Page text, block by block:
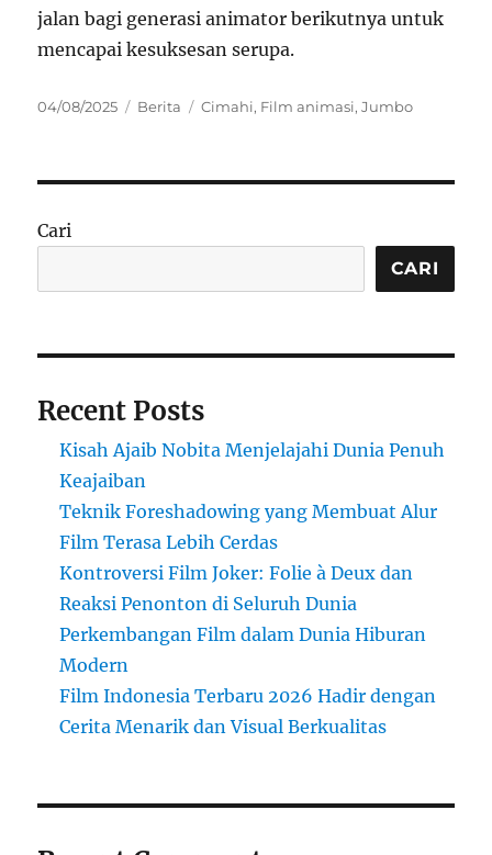
jalan bagi generasi animator berikutnya untuk
mencapai kesuksesan serupa.
Posted
04/08/2025 Categories
Berita Tags
Cimahi, Film animasi,Jumbo
Cari
CARI
Recent Posts
Kisah Ajaib Nobita Menjelajahi Dunia Penuh
Keajaiban
Teknik Foreshadowing yang Membuat Alur
Film Terasa Lebih Cerdas
Kontroversi Film Joker: Folie à Deux dan
Reaksi Penonton di Seluruh Dunia
Perkembangan Film dalam Dunia Hiburan
Modern
Film Indonesia Terbaru 2026 Hadir dengan
Cerita Menarik dan Visual Berkualitas